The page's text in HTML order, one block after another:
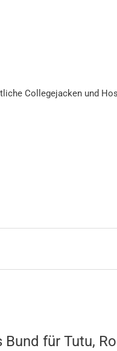
Collegejacken und
für Tutu,